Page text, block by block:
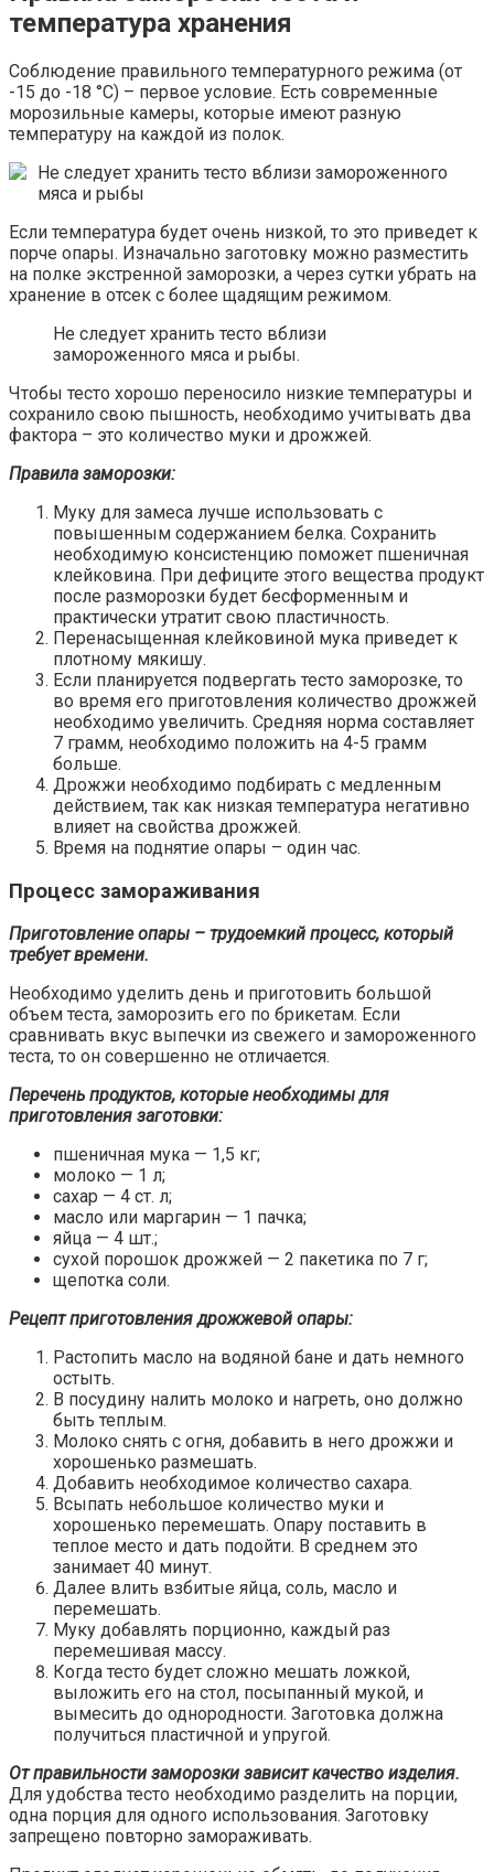
температура хранения
Соблюдение правильного температурного режима (от
-15 до -18 °C) – первое условие. Есть современные
морозильные камеры, которые имеют разную
температуру на каждой из полок.
Не следует хранить тесто вблизи замороженного
мяса и рыбы
Если температура будет очень низкой, то это приведет к
порче опары. Изначально заготовку можно разместить
на полке экстренной заморозки, а через сутки убрать на
хранение в отсек с более щадящим режимом.
Не следует хранить тесто вблизи
замороженного мяса и рыбы.
Чтобы тесто хорошо переносило низкие температуры и
сохранило свою пышность, необходимо учитывать два
фактора – это количество муки и дрожжей.
Правила заморозки:
Муку для замеса лучше использовать с
повышенным содержанием белка. Сохранить
необходимую консистенцию поможет пшеничная
клейковина. При дефиците этого вещества продукт
после разморозки будет бесформенным и
практически утратит свою пластичность.
Перенасыщенная клейковиной мука приведет к
плотному мякишу.
Если планируется подвергать тесто заморозке, то
во время его приготовления количество дрожжей
необходимо увеличить. Средняя норма составляет
7 грамм, необходимо положить на 4-5 грамм
больше.
Дрожжи необходимо подбирать с медленным
действием, так как низкая температура негативно
влияет на свойства дрожжей.
Время на поднятие опары – один час.
Процесс замораживания
Приготовление опары – трудоемкий процесс, который
требует времени.
Необходимо уделить день и приготовить большой
объем теста, заморозить его по брикетам. Если
сравнивать вкус выпечки из свежего и замороженного
теста, то он совершенно не отличается.
Перечень продуктов, которые необходимы для
приготовления заготовки:
пшеничная мука — 1,5 кг;
молоко — 1 л;
сахар — 4 ст. л;
масло или маргарин — 1 пачка;
яйца — 4 шт.;
сухой порошок дрожжей — 2 пакетика по 7 г;
щепотка соли.
Рецепт приготовления дрожжевой опары:
Растопить масло на водяной бане и дать немного
остыть.
В посудину налить молоко и нагреть, оно должно
быть теплым.
Молоко снять с огня, добавить в него дрожжи и
хорошенько размешать.
Добавить необходимое количество сахара.
Всыпать небольшое количество муки и
хорошенько перемешать. Опару поставить в
теплое место и дать подойти. В среднем это
занимает 40 минут.
Далее влить взбитые яйца, соль, масло и
перемешать.
Муку добавлять порционно, каждый раз
перемешивая массу.
Когда тесто будет сложно мешать ложкой,
выложить его на стол, посыпанный мукой, и
вымесить до однородности. Заготовка должна
получиться пластичной и упругой.
От правильности заморозки зависит качество изделия.
Для удобства тесто необходимо разделить на порции,
одна порция для одного использования. Заготовку
запрещено повторно замораживать.